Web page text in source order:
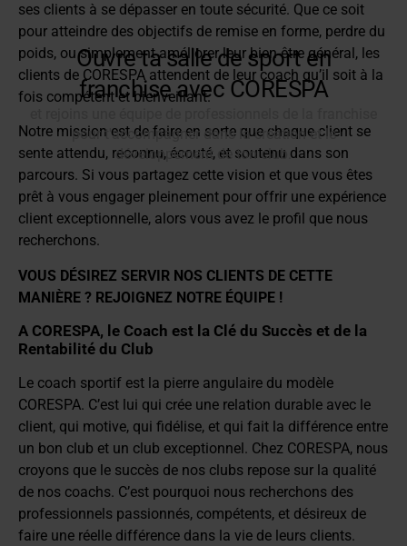
ses clients à se dépasser en toute sécurité. Que ce soit
pour atteindre des objectifs de remise en forme, perdre du
poids, ou simplement améliorer leur bien-être général, les
clients de CORESPA attendent de leur coach qu’il soit à la
fois compétent et bienveillant.
Notre mission est de faire en sorte que chaque client se
sente attendu, reconnu, écouté, et soutenu dans son
parcours. Si vous partagez cette vision et que vous êtes
prêt à vous engager pleinement pour offrir une expérience
client exceptionnelle, alors vous avez le profil que nous
recherchons.
VOUS DÉSIREZ SERVIR NOS CLIENTS DE CETTE
MANIÈRE ? REJOIGNEZ NOTRE ÉQUIPE !
A CORESPA, le Coach est la Clé du Succès et de la
Rentabilité du Club
Le coach sportif est la pierre angulaire du modèle
CORESPA. C’est lui qui crée une relation durable avec le
client, qui motive, qui fidélise, et qui fait la différence entre
un bon club et un club exceptionnel. Chez CORESPA, nous
croyons que le succès de nos clubs repose sur la qualité
de nos coachs. C’est pourquoi nous recherchons des
professionnels passionnés, compétents, et désireux de
faire une réelle différence dans la vie de leurs clients.